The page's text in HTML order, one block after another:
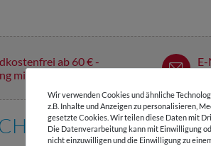
ab 60 € -
mit DHL
AUCH
Wir verwenden Cookies und ähnliche
z.B. Inhalte und Anzeigen zu personalisieren,
gesetzte Cookies. Wir teilen diese Daten mit
Die Datenverarbeitung kann mit Einwilligung
nicht einzuwilligen und die Einwilligung zu